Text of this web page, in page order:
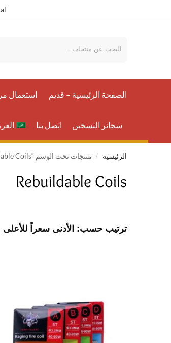
الصفحة الرئيسية – قدیم استعمال
سجائر التسخين اتصل بنا
الرئيسية / منتجات تحت الوسم “Rebuildable Coils”
Rebuildable Coils